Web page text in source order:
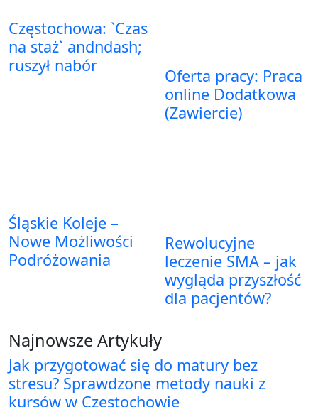
Częstochowa: `Czas
na staż` andndash;
ruszył nabór
Oferta pracy: Praca
online Dodatkowa
(Zawiercie)
Śląskie Koleje –
Nowe Możliwości
Podróżowania
Rewolucyjne
leczenie SMA – jak
wygląda przyszłość
dla pacjentów?
Najnowsze Artykuły
Jak przygotować się do matury bez
stresu? Sprawdzone metody nauki z
kursów w Częstochowie